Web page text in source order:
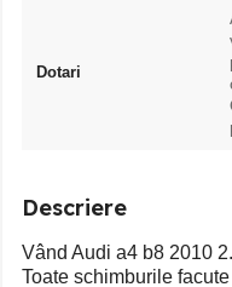
Dotari
Descriere
Vând Audi a4 b8 2010
Toate schimburile